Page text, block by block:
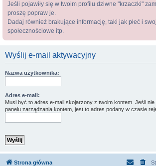
Jeśli pojawiły się w twoim profilu dziwne "krzaczki"
proszę popraw je.
Dadaj również brakujące informację, taki jak płeć i
społecznościowe itp.
Wyślij e-mail aktywacyjny
Nazwa użytkownika:
Adres e-mail:
Musi być to adres e-mail skojarzony z twoim kontem. Jeśli nie
panelu zarządzania kontem, jest to adres podany w czasie
Strona główna